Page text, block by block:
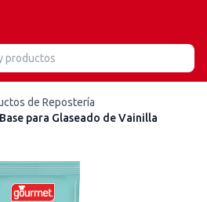
de Repostería
Base para Glaseado de Vainilla